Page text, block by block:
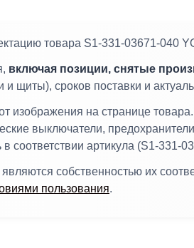
товара S1-331-03671-040
включая позиции, снятые
и щиты), сроков поставки и
на странице
выключатели,
соответствии артикула (S1-
собственностью их
пользования.